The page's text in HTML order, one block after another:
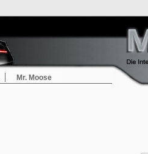
Mr. Moose